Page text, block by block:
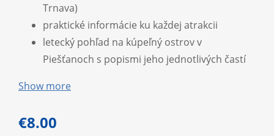
Trnava)
praktické informácie ku každej atrakcii
letecký pohľad na kúpeľný ostrov v
Piešťanoch s popismi jeho jednotlivých častí
Show more
€8.00